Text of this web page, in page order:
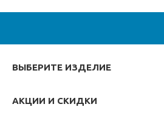
ВЫБЕРИТЕ ИЗДЕЛИЕ
АКЦИИ И СКИДКИ